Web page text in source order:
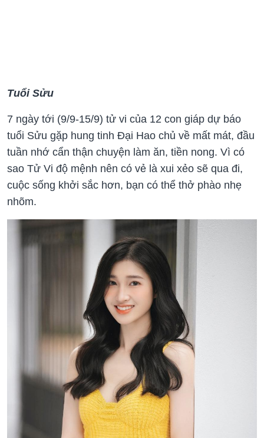
Tuổi Sửu
7 ngày tới (9/9-15/9) tử vi của 12 con giáp dự báo
tuổi Sửu gặp hung tinh Đại Hao chủ về mất mát, đầu
tuần nhớ cẩn thận chuyện làm ăn, tiền nong. Vì có
sao Tử Vi độ mệnh nên có vẻ là xui xẻo sẽ qua đi,
cuộc sống khởi sắc hơn, bạn có thể thở phào nhẹ
nhõm.